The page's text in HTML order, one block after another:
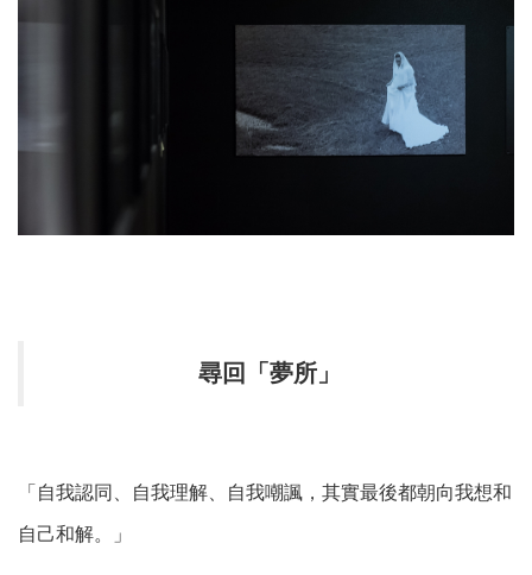
尋回「夢所」
「自我認同、自我理解、自我嘲諷，其實最後都朝向我想和
自己和解。」